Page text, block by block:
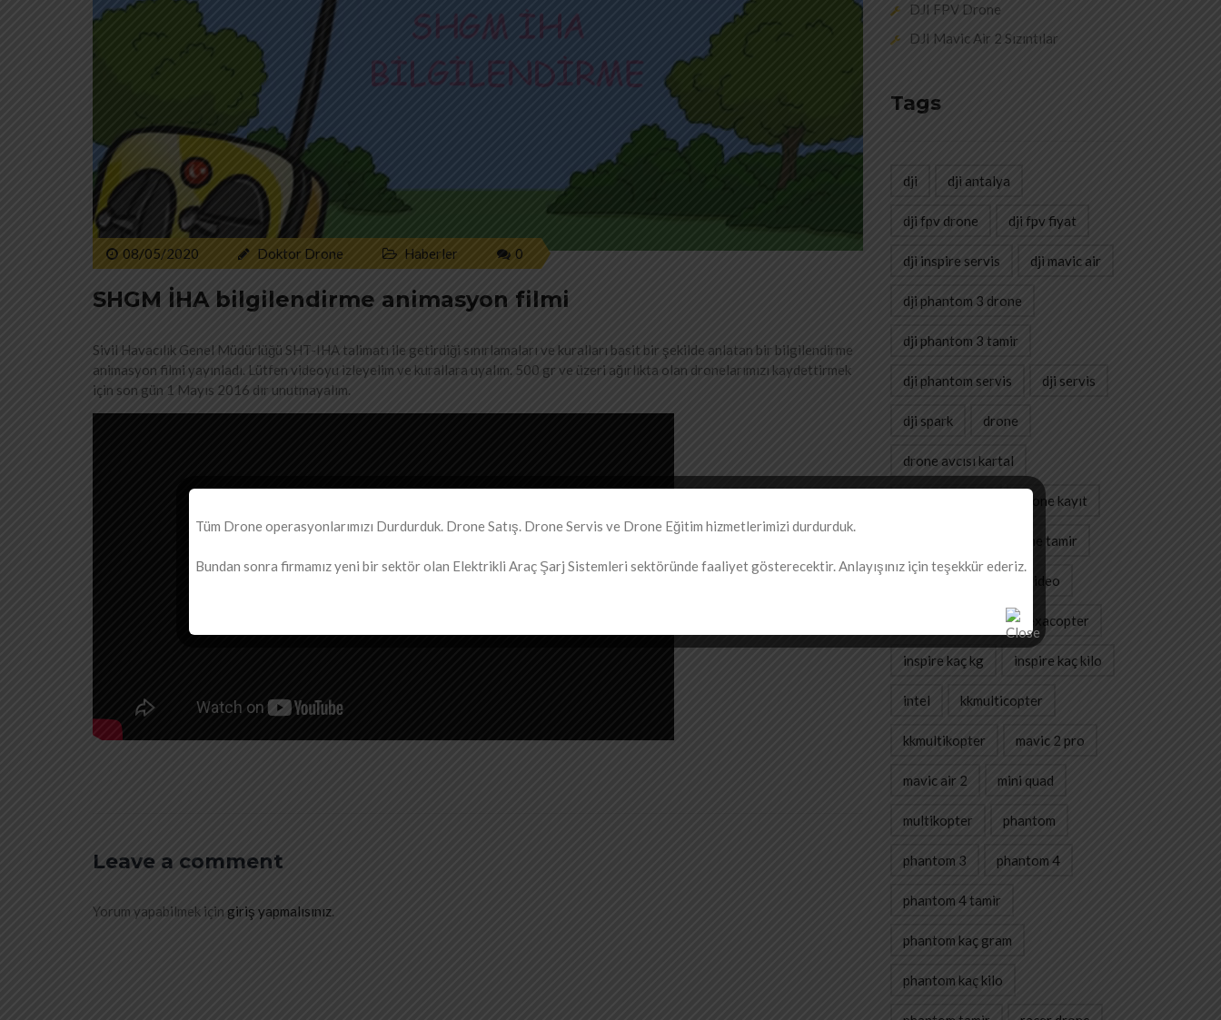
08/05/2020 Doktor Drone Haberler 0
SHGM İHA bilgilendirme animasyon filmi
Sivil Havacılık Genel Müdürlüğü SHT-IHA talimatı ile getirdiği sınırlamaları ve kuralları basit bir şekilde anlatan bir bilgilendirme
animasyon filmi yayınladı. Lütfen videoyu izleyelim ve kurallara uyalım. 500 gr ve üzeri ağırlıkta olan dronelarımızı kaydettirmek
için son gün 1 Mayıs 2016 dır unutmayalım.
Leave a comment
Yorum yapabilmek için giriş yapmalısınız.
DJI FPV Drone
DJI Mavic Air 2 Sızıntılar
Tags
dji dji antalya
dji fpv drone dji fpv fiyat
dji inspire servis dji mavic air
dji phantom 3 drone
dji phantom 3 tamir
dji phantom servis dji servis
dji spark drone
drone avcısı kartal
drone kayıt
drone tamir
havadan video
hexacopter
inspire kaç kg inspire kaç kilo
intel kkmulticopter
kkmultikopter mavic 2 pro
mavic air 2 mini quad
multikopter phantom
phantom 3 phantom 4
phantom 4 tamir
phantom kaç gram
phantom kaç kilo
Tüm Drone operasyonlarımızı Durdurduk. Drone Satış. Drone Servis ve Drone Eğitim hizmetlerimizi durdurduk.
Bundan sonra firmamız yeni bir sektör olan Elektrikli Araç Şarj Sistemleri sektöründe faaliyet gösterecektir. Anlayışınız için teşekkür ederiz.